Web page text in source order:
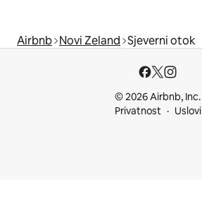
Airbnb Novi Zeland Sjeverni otok
© 2026 Airbnb, Inc.
Privatnost
Uslovi